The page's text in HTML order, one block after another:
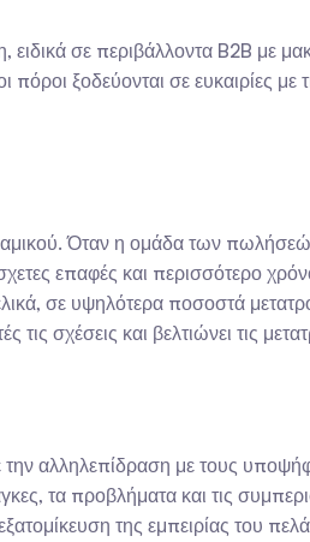
σε περιβάλλοντα B2B με
ξοδεύονται σε ευκαιρίες με
Όταν η ομάδα των
επαφές και περισσότερο
σε υψηλότερα ποσοστά
σχέσεις και βελτιώνει τις
την αλληλεπίδραση με τους
τα προβλήματα και τις
της εμπειρίας του